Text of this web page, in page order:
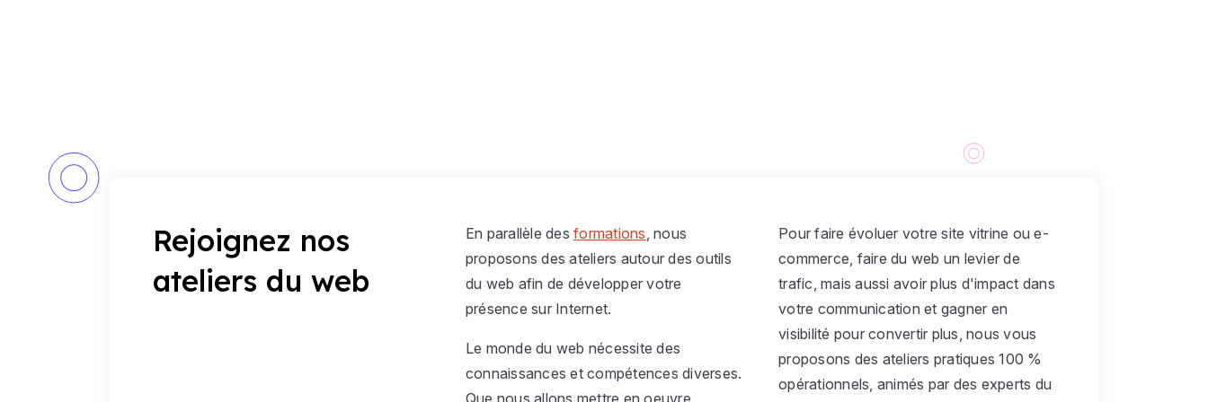
Rejoignez nos
ateliers du web
En parallèle desformations , nous
proposons des ateliers autour des outils
du web afin de développer votre
présence sur Internet.
Le monde du web nécessite des
connaissances et compétences diverses.
Que nous allons mettre en oeuvre
Pour faire évoluer votre site vitrine ou e-
commerce, faire du web un levier de
trafic, mais aussi avoir plus d'impact dans
votre communication et gagner en
visibilité pour convertir plus, nous vous
proposons des ateliers pratiques 100 %
opérationnels, animés par des experts du